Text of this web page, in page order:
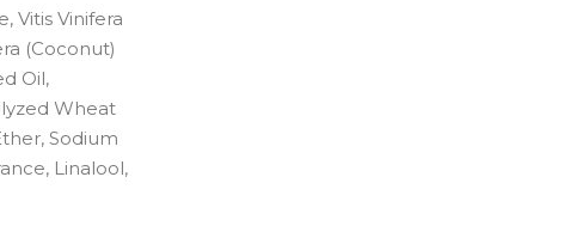
Vitis Vinifera
(Coconut)
Oil,
Wheat
Sodium
Linalool,